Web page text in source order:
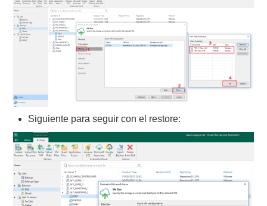
Siguiente para seguir con el restore: